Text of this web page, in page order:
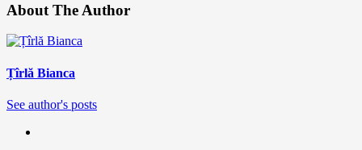
About The Author
Țîrlă Bianca
See author's posts